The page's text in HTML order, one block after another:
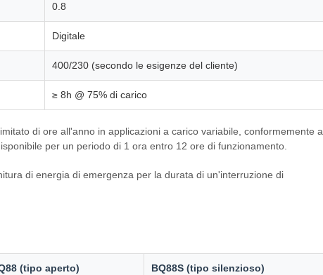
0.8
Digitale
400/230 (secondo le esigenze del cliente)
≥ 8h @ 75% di carico
di ore all'anno in applicazioni a carico variabile, conformemente a
per un periodo di 1 ora entro 12 ore di funzionamento.
di energia di emergenza per la durata di un'interruzione di
(tipo aperto) BQ88S (tipo silenzioso)